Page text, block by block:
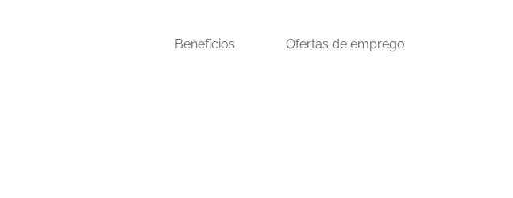
Benefícios Ofertas de emprego